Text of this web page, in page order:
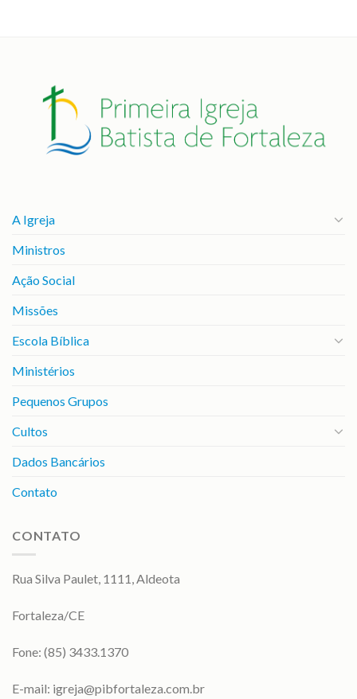
A Igreja
Ministros
Ação Social
Missões
Escola Bíblica
Ministérios
Pequenos Grupos
Cultos
Dados Bancários
Contato
CONTATO
Rua Silva Paulet, 1111, Aldeota
Fortaleza/CE
Fone: (85) 3433.1370
E-mail: igreja@pibfortaleza.com.br